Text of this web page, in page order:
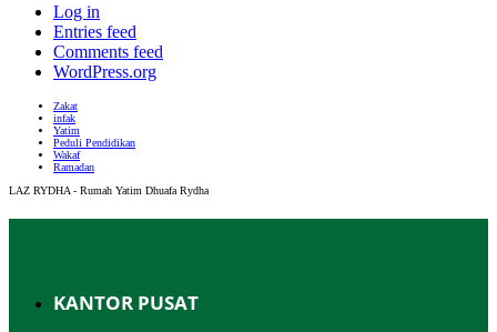
Log in
Entries feed
Comments feed
WordPress.org
Zakat
infak
Yatim
Peduli Pendidikan
Wakaf
Ramadan
LAZ RYDHA - Rumah Yatim Dhuafa Rydha
KANTOR PUSAT